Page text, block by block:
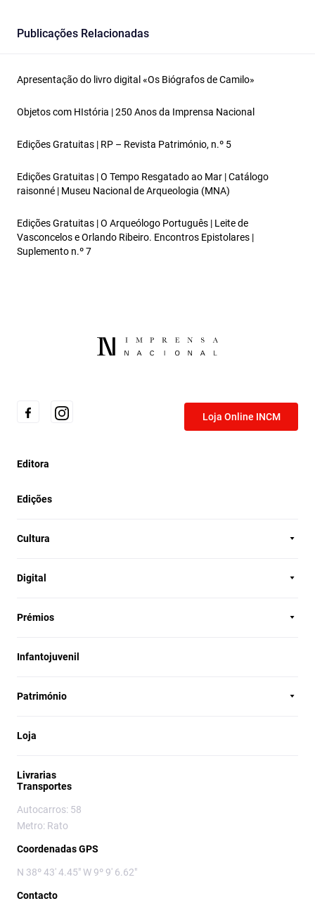
Publicações Relacionadas
Apresentação do livro digital «Os Biógrafos de Camilo»
Objetos com HIstória | 250 Anos da Imprensa Nacional
Edições Gratuitas | RP – Revista Património, n.º 5
Edições Gratuitas | O Tempo Resgatado ao Mar | Catálogo
raisonné | Museu Nacional de Arqueologia (MNA)
Edições Gratuitas | O Arqueólogo Português | Leite de
Vasconcelos e Orlando Ribeiro. Encontros Epistolares |
Suplemento n.º 7
Loja Online INCM
Editora
Edições
Cultura
Digital
Prémios
Infantojuvenil
Património
Loja
Livrarias
Transportes
Autocarros: 58
Metro: Rato
Coordenadas GPS
N 38º 43' 4.45" W 9º 9' 6.62"
Contacto